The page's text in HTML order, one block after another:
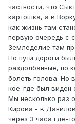
частности, что
картошка, а в
как жизнь там
первую очередь с
Земледелие там
По пути дороги
раздолбанные, по
болеть голова. Но
кое-где был виден
Мы несколько раз
Кирова - в
через 3 часа где-